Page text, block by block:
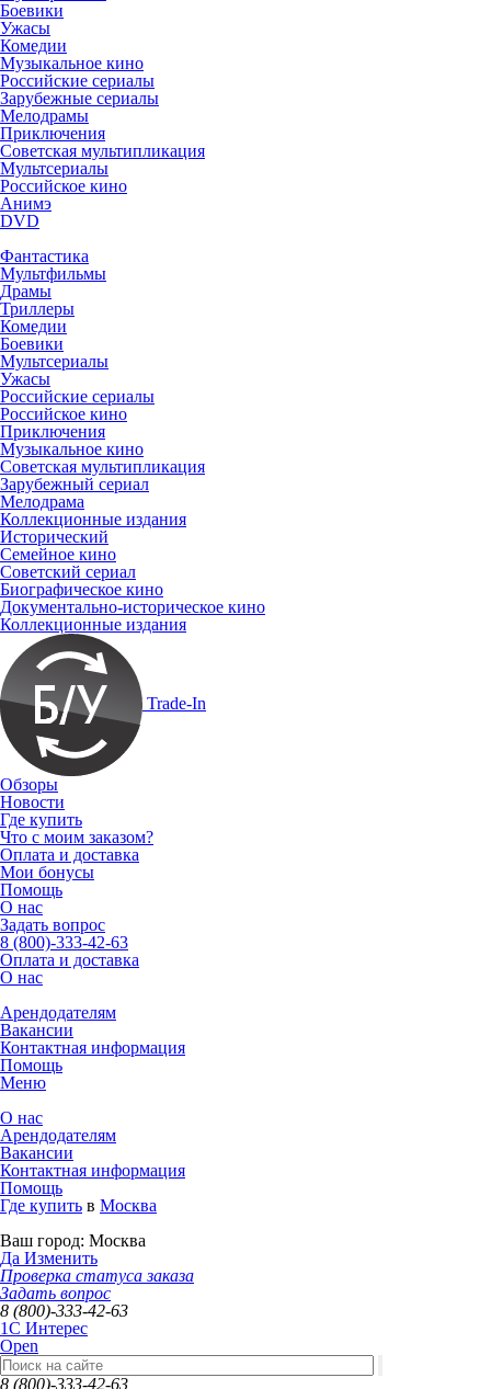
Боевики
Ужасы
Комедии
Музыкальное кино
Российские сериалы
Зарубежные сериалы
Мелодрамы
Приключения
Советская мультипликация
Мультсериалы
Российское кино
Анимэ
DVD
Фантастика
Мультфильмы
Драмы
Триллеры
Комедии
Боевики
Мультсериалы
Ужасы
Российские сериалы
Российское кино
Приключения
Музыкальное кино
Советская мультипликация
Зарубежный сериал
Мелодрама
Коллекционные издания
Исторический
Семейное кино
Советский сериал
Биографическое кино
Документально-историческое кино
Коллекционные издания
Trade-In
Обзоры
Новости
Где купить
Что с моим заказом?
Оплата и доставка
Мои бонусы
Помощь
О нас
Задать вопрос
8 (800)-333-42-63
Оплата и доставка
О нас
Арендодателям
Вакансии
Контактная информация
Помощь
Меню
О нас
Арендодателям
Вакансии
Контактная информация
Помощь
Где купить в Москва
Ваш город: Москва
Да Изменить
Проверка статуса заказа
Задать вопрос
8 (800)-333-42-63
1C Интерес
Open
8 (800)-333-42-63